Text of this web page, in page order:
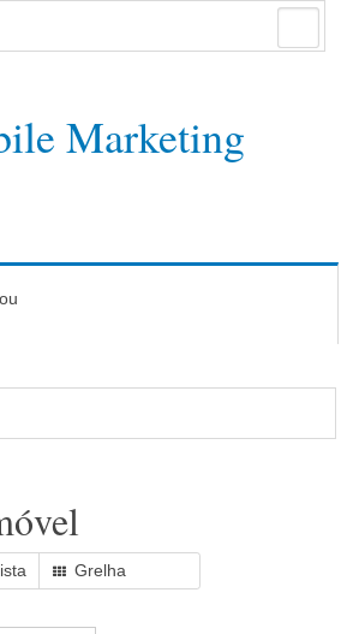
Grelha